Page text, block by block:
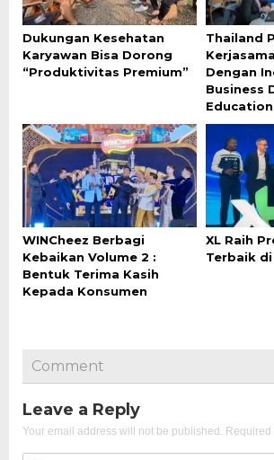
Dukungan Kesehatan
Karyawan Bisa Dorong
“Produktivitas Premium”
Thailand
Dengan
Business
WINCheez Berbagi
Kebaikan Volume 2 :
Bentuk Terima Kasih
Kepada Konsumen
XL Raih
Terbaik
Comment
Leave a Reply
Your email address will not be published. Required